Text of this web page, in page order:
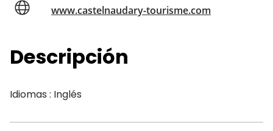
www.castelnaudary-tourisme.com
Descripción
Idiomas : Inglés